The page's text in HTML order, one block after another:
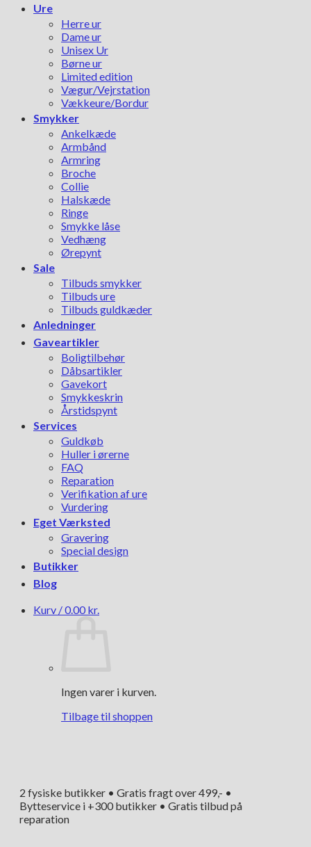
Ure
Herre ur
Dame ur
Unisex Ur
Børne ur
Limited edition
Vægur/Vejrstation
Vækkeure/Bordur
Smykker
Ankelkæde
Armbånd
Armring
Broche
Collie
Halskæde
Ringe
Smykke låse
Vedhæng
Ørepynt
Sale
Tilbuds smykker
Tilbuds ure
Tilbuds guldkæder
Anledninger
Gaveartikler
Boligtilbehør
Dåbsartikler
Gavekort
Smykkeskrin
Årstidspynt
Services
Guldkøb
Huller i ørerne
FAQ
Reparation
Verifikation af ure
Vurdering
Eget Værksted
Gravering
Special design
Butikker
Blog
Kurv /0.00 kr.
Ingen varer i kurven.
Tilbage til shoppen
2 fysiske butikker • Gratis fragt over 499,- •
Bytteservice i +300 butikker • Gratis tilbud på
reparation